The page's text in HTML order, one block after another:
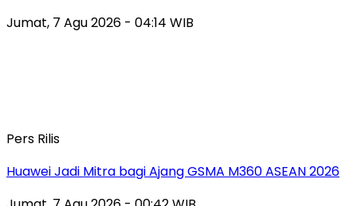
Jumat, 7 Agu 2026 - 04:14 WIB
Pers Rilis
Huawei Jadi Mitra bagi Ajang GSMA M360 ASEAN 2026